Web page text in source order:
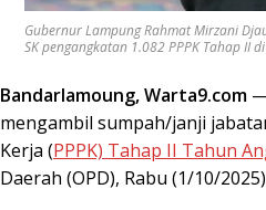
Gubernur Lampung Rahmat Mirzani
SK pengangkatan 1.082 PPPK Tahap II
Bandarlamoung, Warta9.com
mengambil sumpah/janji
Kerja (PPPK) Tahap II Tahun
Daerah (OPD), Rabu (1/10/